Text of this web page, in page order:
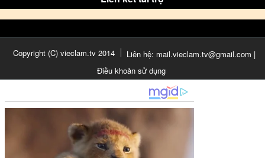
Copyright (C) vieclam.tv 2014
Liên hệ: mail.vieclam.tv@gmail.com |
Điều khoản sử dụng